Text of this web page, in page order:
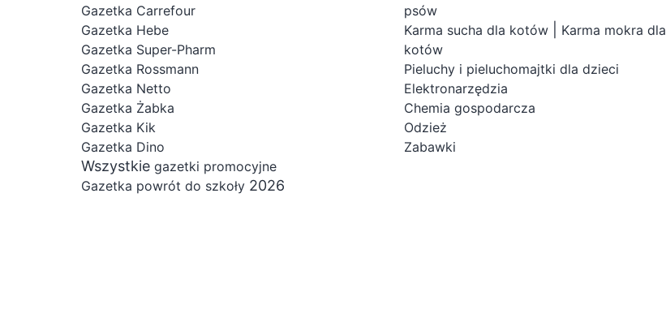
Gazetka Carrefour
Gazetka Hebe
Gazetka Super-Pharm
Gazetka Rossmann
Gazetka Netto
Gazetka Żabka
Gazetka Kik
Gazetka Dino
Wszystkie gazetki promocyjne
Gazetka powrót do szkoły 2026
psów
Karma sucha dla kotów
Karma mokra dla
kotów
Pieluchy i pieluchomajtki dla dzieci
Elektronarzędzia
Chemia gospodarcza
Odzież
Zabawki